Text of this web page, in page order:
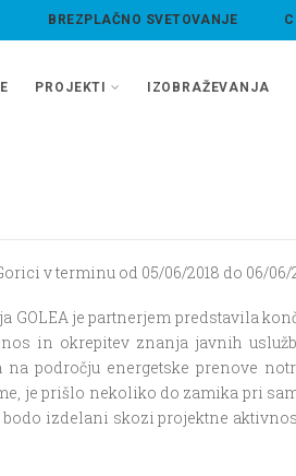
BREZPLAČNO SVETOVANJE
PROJEKTI IZOBRAŽEVANJA
v terminu od 05/06/2018 do 06/06/
je partnerjem predstavila
in okrepitev znanja javnih
področju energetske prenove
je prišlo nekoliko do zamika pri
izdelani skozi projektne